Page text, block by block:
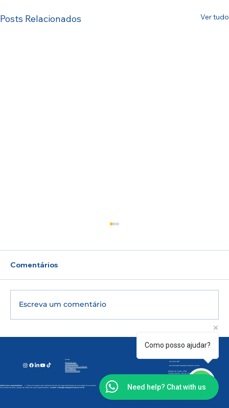
Posts Relacionados Ver tudo
🎓 UERJ 2027: inscrições para o 2º
Exame de Qualificação estão abertas;
veja quem pode participar e como
funciona a prova
Comentários
Escreva um comentário
Cursos
Pré-Sexto Ano
Turmas Militares
Escolas Técnicas e Federais
Pré Vestibular
Concursos Públicos
Atendimento:
Segunda à Sexta | 07h30 às 20h30
Estrada do Tingui, 2158
Campo Grande -Rio de Janeiro (RJ).
secretaria@cursosupermodulos.com.br
(21) 2412-2181
©2024 Curso SuperMódulos
| Todas as imagens aqui reproduzidas são de responsabilidade de seus respectivos autores.
Site produzido pela equipe de Mídia do Curso SuperMódulos - Contato: midia@cursosupermodulos.com.br
Como posso ajudar?
Need help? Chat with us